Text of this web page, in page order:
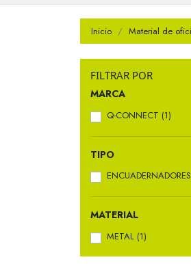
Inicio Material de
FILTRAR POR
MARCA
Q-CONNECT (1)
TIPO
ENCUADERNADORES
MATERIAL
METAL (1)